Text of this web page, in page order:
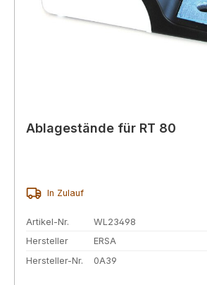
Ablagestände für RT 80
In Zulauf
Artikel-Nr.
WL23498
Hersteller
ERSA
Hersteller-Nr.
0A39